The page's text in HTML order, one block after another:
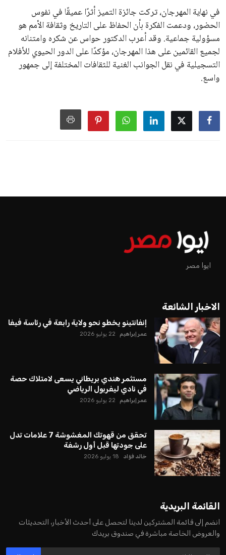
في نهاية المهرجان، تركت جائزة التميز أثرًا عميقًا في نفوس
الحضور، ودعمت الفكرة بأن الحفاظ على التاريخ وثقافة الأمم هو
مسؤولية جماعية. وقد أعرب الدكتور حواس عن شكره وامتنانه
لجميع القائمين على هذا المهرجان، مؤكدًا على الدور الحيوي للأفلام
التسجيلية في نقل الجوانب الغنية للثقافات المختلفة إلى جمهور
واسع.
ايوا مصر
الاخبار الشائعة
إنفانتينو يخطو نحو ولاية رابعة في رئاسة فيفا
عمر إبراهيم 22 يوليو 2026
مستثمر هندي بريطاني يسعى لامتلاك حصة
في نادي ليفربول الرياضي
عمر إبراهيم 22 يوليو 2026
تحقق من قهوتك المغشوشة 7 علامات تدل
على جودتها قبل أول رشفة
خالد فؤاد 18 يوليو 2026
القائمة البريدية
انضم إلى قائمة المشتركين لدينا لتحصل على أحدث الأخبار، التحديثات
والعروض الخاصة مباشرة في صندوق بريدك